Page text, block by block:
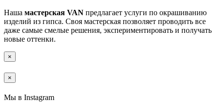
Наша мастерская VAN предлагает услуги по окрашиванию
изделий из гипса. Своя мастерская позволяет проводить все
даже самые смелые решения, экспериментировать и получать
новые оттенки.
×
×
Мы в Instagram